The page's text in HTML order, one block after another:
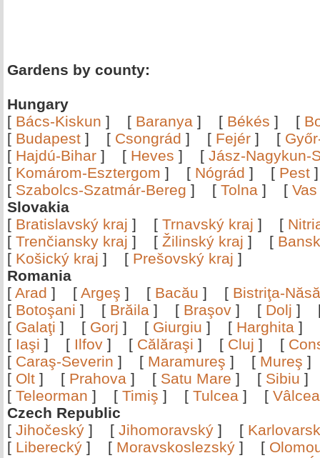
Gardens by county:
Hungary
[ Bács-Kiskun ] [ Baranya ] [ Békés ] [
[ Budapest ] [ Csongrád ] [ Fejér ] [
[ Hajdú-Bihar ] [ Heves ] [ Jász-Nagykun-
[ Komárom-Esztergom ] [ Nógrád ] [ Pest
[ Szabolcs-Szatmár-Bereg ] [ Tolna ] [ Vas
Slovakia
[ Bratislavský kraj ] [ Trnavský kraj ] [
[ Trenčiansky kraj ] [ Žilinský kraj ] [
[ Košický kraj ] [ Prešovský kraj ]
Romania
[ Arad ] [ Argeş ] [ Bacău ] [ Bistriţa-
[ Botoşani ] [ Brăila ] [ Braşov ] [ Dolj ]
[ Galaţi ] [ Gorj ] [ Giurgiu ] [ Harghita ]
[ Iaşi ] [ Ilfov ] [ Călăraşi ] [ Cluj ] [
[ Caraş-Severin ] [ Maramureş ] [ Mureş
[ Olt ] [ Prahova ] [ Satu Mare ] [ Sibiu
[ Teleorman ] [ Timiş ] [ Tulcea ] [
Czech Republic
[ Jihočeský ] [ Jihomoravský ] [
[ Liberecký ] [ Moravskoslezský ] [